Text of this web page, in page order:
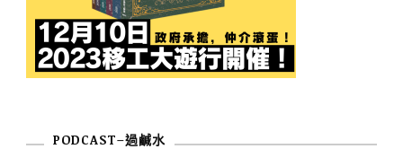
PODCAST–過鹹水